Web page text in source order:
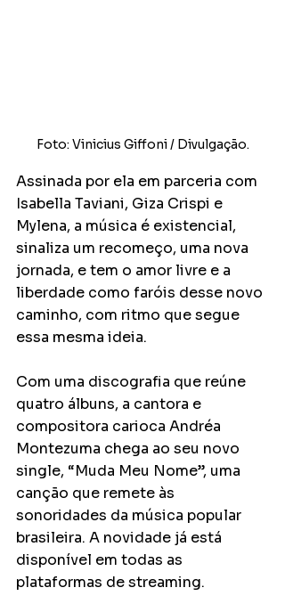
Foto: Vinicius Giffoni / Divulgação.
Assinada por ela em parceria com
Isabella Taviani, Giza Crispi e
Mylena, a música é existencial,
sinaliza um recomeço, uma nova
jornada, e tem o amor livre e a
liberdade como faróis desse novo
caminho, com ritmo que segue
essa mesma ideia.
Com uma discografia que reúne
quatro álbuns, a cantora e
compositora carioca Andréa
Montezuma chega ao seu novo
single, “Muda Meu Nome”, uma
canção que remete às
sonoridades da música popular
brasileira. A novidade já está
disponível em todas as
plataformas de streaming.